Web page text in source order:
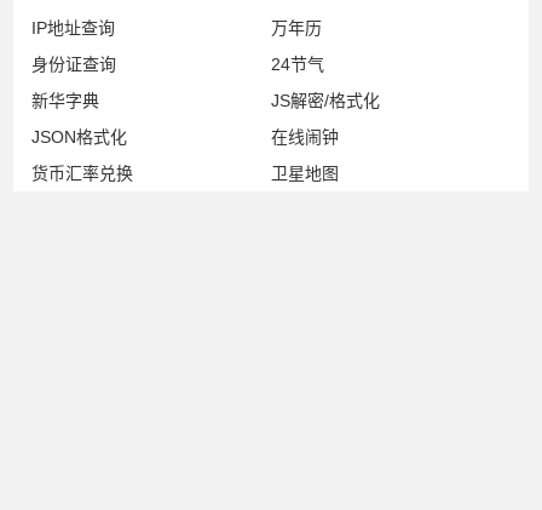
IP地址查询
万年历
身份证查询
24节气
新华字典
JS解密/格式化
JSON格式化
在线闹钟
货币汇率兑换
卫星地图